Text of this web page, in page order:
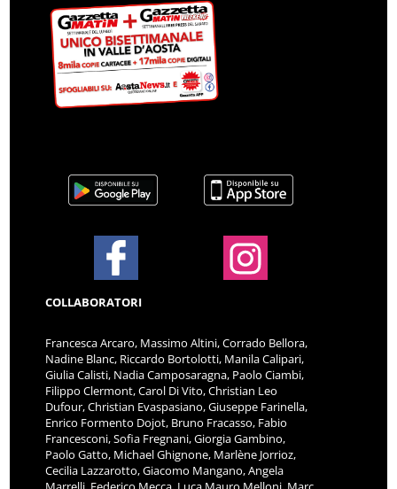
COLLABORATORI
Francesca Arcaro, Massimo Altini, Corrado Bellora,
Nadine Blanc, Riccardo Bortolotti, Manila Calipari,
Giulia Calisti, Nadia Camposaragna, Paolo Ciambi,
Filippo Clermont, Carol Di Vito, Christian Leo
Dufour, Christian Evaspasiano, Giuseppe Farinella,
Enrico Formento Dojot, Bruno Fracasso, Fabio
Francesconi, Sofia Fregnani, Giorgia Gambino,
Paolo Gatto, Michael Ghignone, Marlène Jorrioz,
Cecilia Lazzarotto, Giacomo Mangano, Angela